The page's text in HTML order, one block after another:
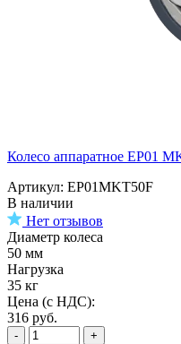
Колесо аппаратное EP01
Артикул: EP01MKT50F
В наличии
Нет отзывов
Диаметр колеса
50 мм
Нагрузка
35 кг
Цена (с НДС):
316 руб.
- +